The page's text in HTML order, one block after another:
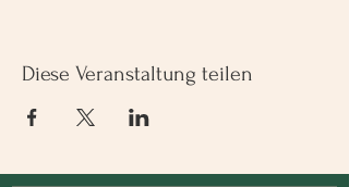
Diese Veranstaltung teilen